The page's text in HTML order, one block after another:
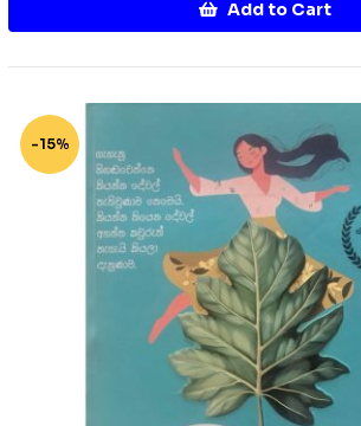
Add to Cart
-15%